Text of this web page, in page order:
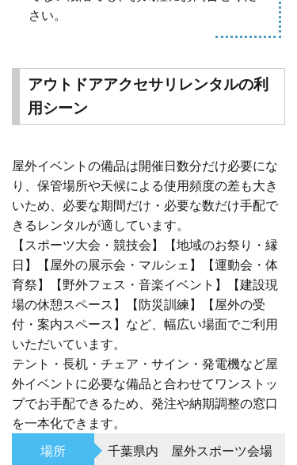
さい。
アウトドアアクセサリレンタルの利
用シーン
屋外イベントの備品は開催日数分だけ必要にな
り、保管場所や天候による使用頻度の差も大き
いため、必要な期間だけ・必要な数だけ手配で
きるレンタルが適しています。
【スポーツ大会・競技会】【地域のお祭り・縁
日】【屋外の展示会・マルシェ】【運動会・体
育祭】【野外フェス・音楽イベント】【建設現
場の休憩スペース】【防災訓練】【屋外の受
付・案内スペース】など、幅広い場面でご利用
いただいています。
テント・長机・チェア・サイン・発電機など屋
外イベントに必要な備品と合わせてワンストッ
プでお手配できるため、発注や納期調整の窓口
を一本化できます。
場所 千葉県内 屋外スポーツ会場